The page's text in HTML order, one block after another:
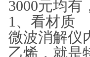
3000元均有
1、看材质
微波消解仪
乙烯，就是